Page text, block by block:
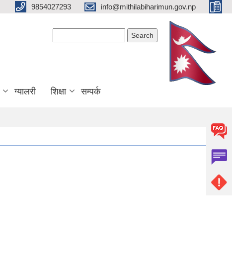
9854027293 info@mithilabiharimun.gov.np
ग्यालरी शिक्षा सम्पर्क